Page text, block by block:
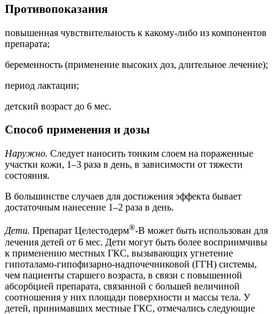
Противопоказания
повышенная чувствительность к какому-либо из компонентов
препарата;
беременность (применение высоких доз, длительное лечение);
период лактации;
детский возраст до 6 мес.
Способ применения и дозы
Наружно. Следует наносить тонким слоем на пораженные
участки кожи, 1–3 раза в день, в зависимости от тяжести
состояния.
В большинстве случаев для достижения эффекта бывает
достаточным нанесение 1–2 раза в день.
Дети. Препарат Целестодерм®-В может быть использован для
лечения детей от 6 мес. Дети могут быть более восприимчивы
к применению местных ГКС, вызывающих угнетение
гипоталамо-гипофизарно-надпочечниковой (ГГН) системы,
чем пациенты старшего возраста, в связи с повышенной
абсорбцией препарата, связанной с большей величиной
соотношения у них площади поверхности и массы тела. У
детей, принимавших местные ГКС, отмечались следующие